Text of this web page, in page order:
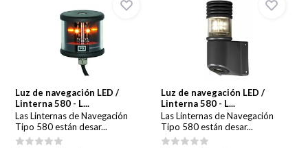
Luz de navegación LED /
Linterna 580 - L...
Las Linternas de Navegación
Tipo 580 están desar...
Luz de navegación LED /
Linterna 580 - L...
Las Linternas de Navegación
Tipo 580 están desar...